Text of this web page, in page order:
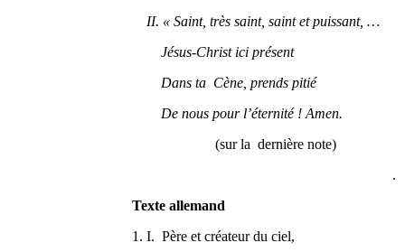
II. « Saint, très saint, saint et puissant, …
Jésus-Christ ici présent
Dans ta Cène, prends pitié
De nous pour l’éternité ! Amen.
(sur la dernière note)
.
Texte allemand
1. I. Père et créateur du ciel,